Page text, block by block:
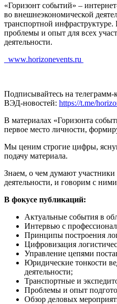
«Горизонт событий» –
во внешнеэкономической
транспортной
проблемы и опыт для всех
деятельности.
www.horizonevents.ru
Подписывайтесь на телеграмм-
ВЭД-новостей: https://t.me/
В материалах «Горизонта
первое место личности,
Мы ценим строгие цифры,
подачу материала.
Знаем, о чем думают
деятельности, и говорим с
В фокусе публикаций:
Актуальные события в
Интервью с
Принципы построения
Цифровизация
Управление цепями
Юридические тонкости
деятельности;
Транспортные и
Проблемы и опыт
Обзор деловых